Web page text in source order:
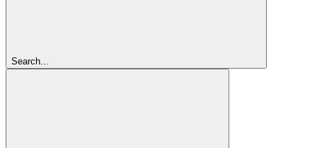
Search...